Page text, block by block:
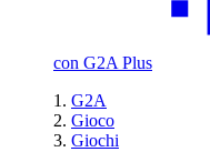
con G2A Plus
G2A
Gioco
Giochi